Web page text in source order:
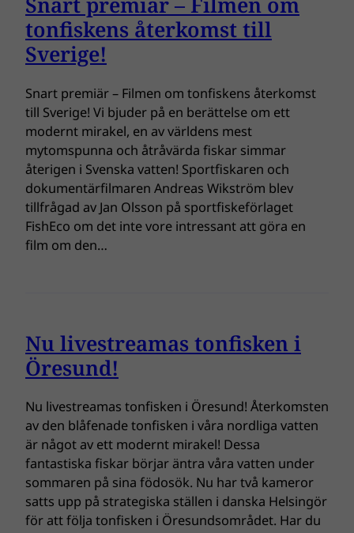
tonfiskens återkomst till
Sverige!
Snart premiär – Filmen om tonfiskens återkomst
till Sverige! Vi bjuder på en berättelse om ett
modernt mirakel, en av världens mest
mytomspunna och åtråvärda fiskar simmar
återigen i Svenska vatten! Sportfiskaren och
dokumentärfilmaren Andreas Wikström blev
tillfrågad av Jan Olsson på sportfiskeförlaget
FishEco om det inte vore intressant att göra en
film om den…
Nu livestreamas tonfisken i
Öresund!
Nu livestreamas tonfisken i Öresund! Återkomsten
av den blåfenade tonfisken i våra nordliga vatten
är något av ett modernt mirakel! Dessa
fantastiska fiskar börjar äntra våra vatten under
sommaren på sina födosök. Nu har två kameror
satts upp på strategiska ställen i danska Helsingör
för att följa tonfisken i Öresundsområdet. Har du